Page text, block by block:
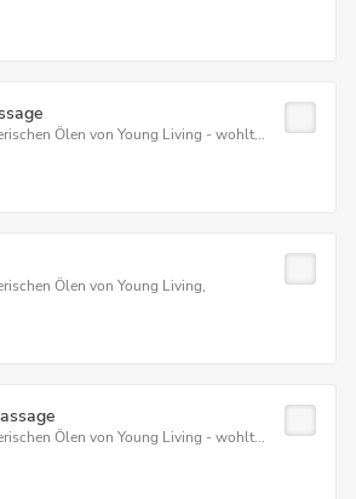
Ölen von Young Living - wohlt...
Ölen von Young Living,
Ölen von Young Living - wohlt...